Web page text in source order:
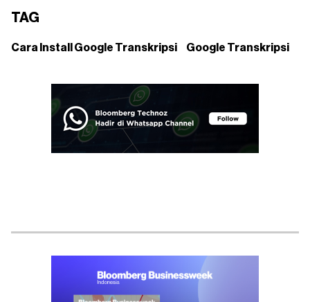
TAG
Cara Install Google Transkripsi Google Transkripsi